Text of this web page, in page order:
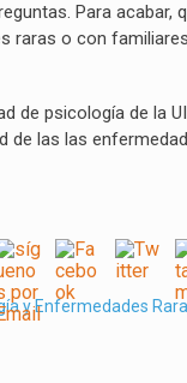
Para
raras o con
de psicología de la
de las las
y Enfermedades